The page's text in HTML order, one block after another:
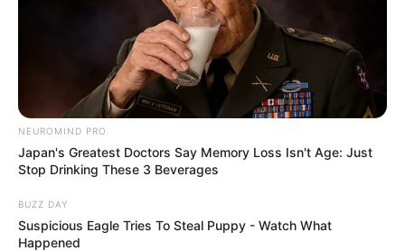
NEUROMIND PRO
Japan's Greatest Doctors Say Memory Loss Isn't Age: Just
Stop Drinking These 3 Beverages
BUZZ DAY
Suspicious Eagle Tries To Steal Puppy - Watch What
Happened